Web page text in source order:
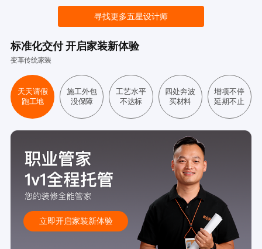
寻找更多五星设计师
标准化交付 开启家装新体验
变革传统家装
天天请假
跑工地
施工外包
没保障
工艺水平
不达标
四处奔波
买材料
增项不停
延期不止
立即开启家装新体验